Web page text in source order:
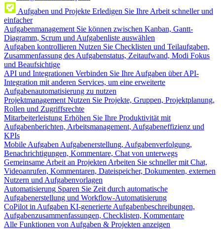
Aufgaben und Projekte Erledigen Sie Ihre Arbeit schneller und
einfacher
Aufgabenmanagement Sie können zwischen Kanban, Gantt-
Diagramm, Scrum und Aufgabenliste auswählen
Aufgaben kontrollieren Nutzen Sie Checklisten und Teilaufgaben,
Zusammenfassung des Aufgabenstatus, Zeitaufwand, Modi Fokus
und Beaufsichtige
API und Integrationen Verbinden Sie Ihre Aufgaben über API-
Integration mit anderen Services, um eine erweiterte
Aufgabenautomatisierung zu nutzen
Projektmanagement Nutzen Sie Projekte, Gruppen, Projektplanung,
Rollen und Zugriffsrechte
Mitarbeiterleistung Erhöhen Sie Ihre Produktivität mit
Aufgabenberichten, Arbeitsmanagement, Aufgabeneffizienz und
KPIs
Mobile Aufgaben Aufgabenerstellung, Aufgabenverfolgung,
Benachrichtigungen, Kommentare, Chat von unterwegs
Gemeinsame Arbeit an Projekten Arbeiten Sie schneller mit Chat,
Videoanrufen, Kommentaren, Dateispeicher, Dokumenten, externen
Nutzern und Aufgabenvorlagen
Automatisierung Sparen Sie Zeit durch automatische
Aufgabenerstellung und Workflow-Automatisierung
CoPilot in Aufgaben KI-generierte Aufgabenbeschreibungen,
Aufgabenzusammenfassungen, Checklisten, Kommentare
Alle Funktionen von Aufgaben & Projekten anzeigen